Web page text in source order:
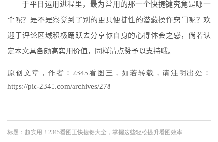
于平日运用进程里，最为常用的那一个快捷键究竟是哪一
个呢？是不是察觉到了别的更具便捷性的潜藏操作窍门呢？欢
迎于评论区域积极踊跃去分享你自身的心得体会之感，倘若认
定本文具备颇高实用价值，同样请点赞予以支持哦。
原创文章，作者：2345看图王，如若转载，请注明出处：
https://pic-2345.com/archives/278
标题：超实用！2345看图王快捷键大全，掌握这些轻松提升看图效率